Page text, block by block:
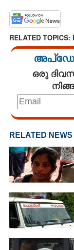
RELATED TOPICS:
ഒരു
RELATED NEWS